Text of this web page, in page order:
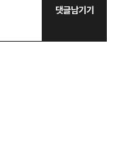
댓글남기기